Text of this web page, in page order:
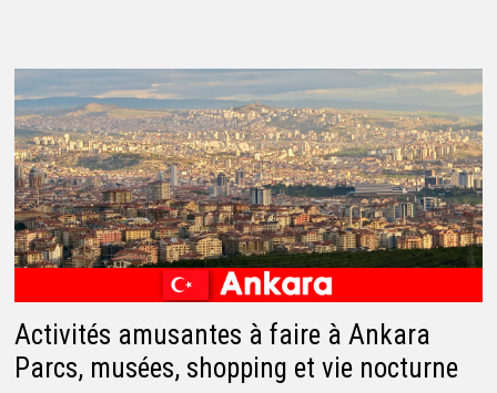
Activités amusantes à faire à Ankara
Parcs, musées, shopping et vie nocturne